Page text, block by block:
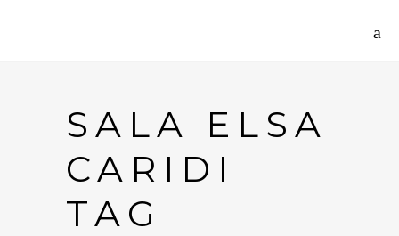
SALA ELSA
CARIDI
TAG